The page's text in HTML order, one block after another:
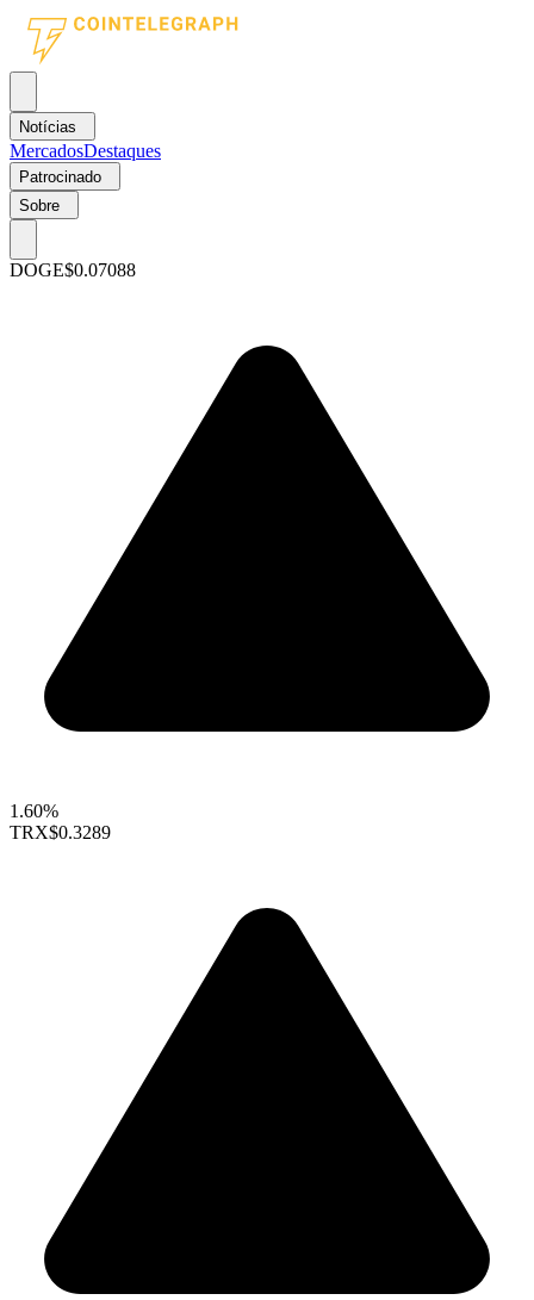
Notícias
MercadosDestaques
Patrocinado
Sobre
DOGE$0.07088
1.60%
TRX$0.3289